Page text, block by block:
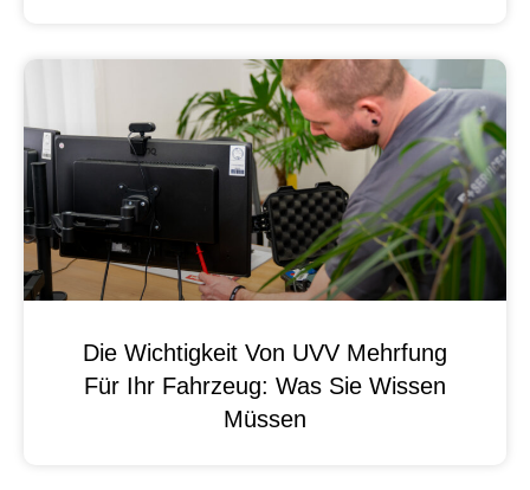
Die Wichtigkeit Von UVV Mehrfung
Für Ihr Fahrzeug: Was Sie Wissen
Müssen